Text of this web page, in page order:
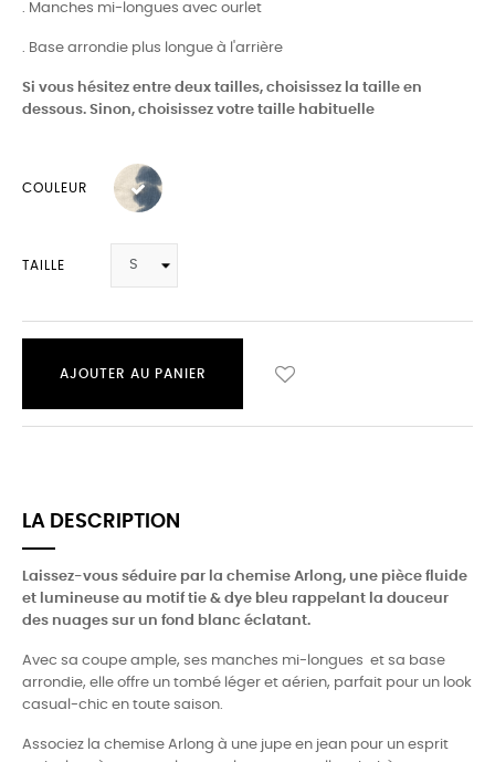
. Manches mi-longues avec ourlet
. Base arrondie plus longue à l'arrière
Si vous hésitez entre deux tailles, choisissez la taille en
dessous. Sinon, choisissez votre taille habituelle
COULEUR
TAILLE
AJOUTER AU PANIER
LA DESCRIPTION
Laissez-vous séduire par la chemise Arlong, une pièce fluide
et lumineuse au motif tie & dye bleu rappelant la douceur
des nuages sur un fond blanc éclatant.
Avec sa coupe ample, ses manches mi-longues et sa base
arrondie, elle offre un tombé léger et aérien, parfait pour un look
casual-chic en toute saison.
Associez la chemise Arlong à une jupe en jean pour un esprit